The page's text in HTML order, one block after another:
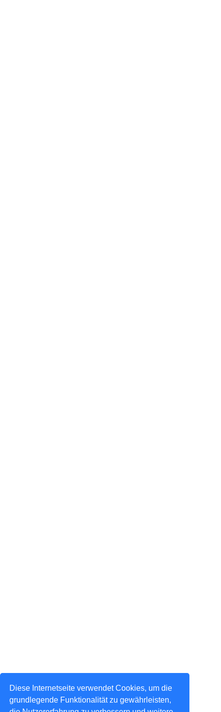
Diese Internetseite verwendet Cookies, um die
grundlegende Funktionalität zu gewährleisten,